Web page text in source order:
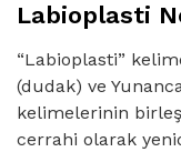
Labioplasti
“Labioplasti”
(dudak) ve
kelimelerinin
cerrahi olarak